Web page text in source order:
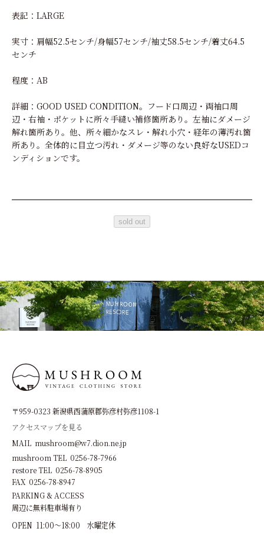
表記：LARGE
実寸：肩幅52.5センチ/身幅57センチ/袖丈58.5センチ/着丈64.5
センチ
程度：AB
詳細：GOOD USED CONDITION。フード口周辺・両袖口周
辺・右袖・ポケットに所々手縫い補修箇所あり。左袖にダメージ
解れ箇所あり。他、所々細かなスレ・解れ小穴・経年の薄汚れ箇
所あり。全体的に目立つ汚れ・ダメージ等のない良好なUSEDコ
ンディションです。
sold out
〒959-0323 新潟県西蒲原郡弥彦村弥彦1108-1
アクセスマップを見る
MAIL mushroom@w7.dion.ne.jp
mushroom TEL 0256-78-7966
restore TEL 0256-78-8905
FAX 0256-78-8947
PARKING & ACCESS
周辺に無料駐車場有り
OPEN 11:00～18:00 水曜定休